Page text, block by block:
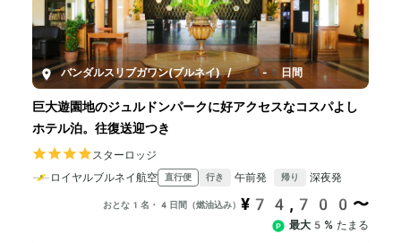
バンダルスリブガワン(ブルネイ) / 4-8日間
巨大遊園地のジュルドンパークに好アクセスなコスパよし
ホテル泊。往復送迎つき
スターロッジ
ロイヤルブルネイ航空
直行便 行き 午前発 帰り 深夜発
おとな1名・4日間（燃油込み） ¥74,700〜
最大5% たまる